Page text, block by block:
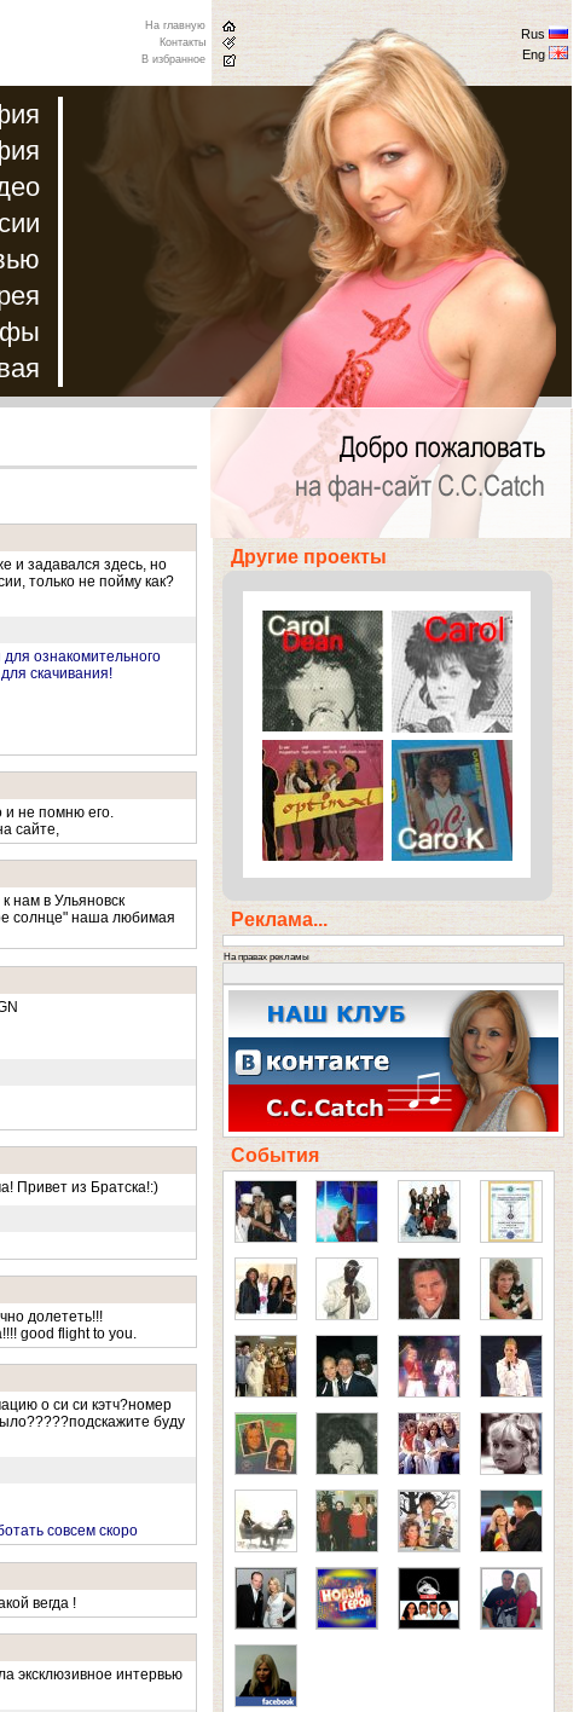
На главную
Контакты
В избранное
Rus
Eng
и задавался здесь, но
только не пойму как?
ознакомительного
скачивания!
не помню его.
сайте,
нам в Ульяновск
солнце" наша любимая
Привет из Братска!:)
долететь!!!
good flight to you.
о си си кэтч?номер
буду
совсем скоро
вегда !
эксклюзивное интервью
Другие проекты
Реклама...
На правах рекламы
События